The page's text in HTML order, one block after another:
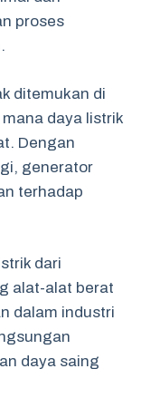
proses
ditemukan di
daya listrik
Dengan
generator
terhadap
dari
alat-alat berat
dalam industri
daya saing